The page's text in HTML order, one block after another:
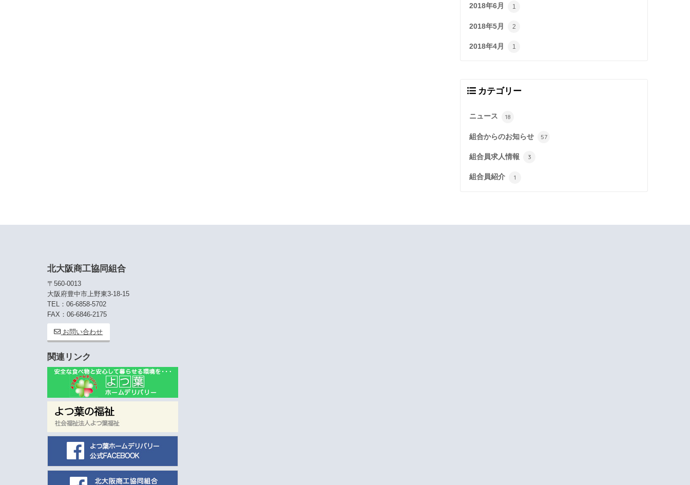
2018年6月 1
2018年5月 2
2018年4月 1
カテゴリー
ニュース 18
組合からのお知らせ 57
組合員求人情報 3
組合員紹介 1
北大阪商工協同組合
〒560-0013
大阪府豊中市上野東3-18-15
TEL：06-6858-5702
FAX：06-6846-2175
お問い合わせ
関連リンク